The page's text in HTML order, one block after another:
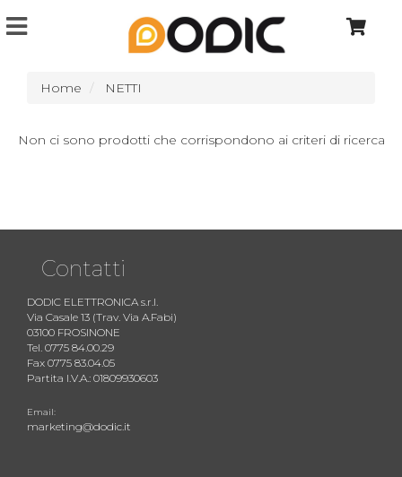
Home NETTI
Non ci sono prodotti che corrispondono ai criteri di ricerca
Contatti
DODIC ELETTRONICA s.r.l.
Via Casale 13 (Trav. Via A.Fabi)
03100 FROSINONE
Tel. 0775 84.00.29
Fax 0775 83.04.05
Partita I.V.A.: 01809930603
Email:
marketing@dodic.it